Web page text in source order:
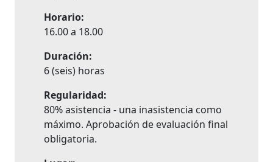
Horario:
16.00 a 18.00
Duración:
6 (seis) horas
Regularidad:
80% asistencia - una inasistencia como
máximo. Aprobación de evaluación final
obligatoria.